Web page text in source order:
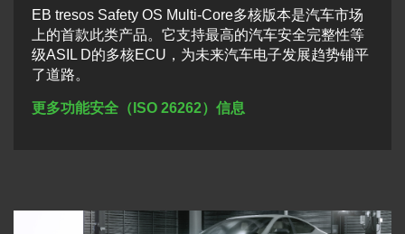
EB tresos Safety OS Multi-Core多核版本是汽车市场
上的首款此类产品。它支持最高的汽车安全完整性等
级ASIL D的多核ECU，为未来汽车电子发展趋势铺平
了道路。
更多功能安全（ISO 26262）信息